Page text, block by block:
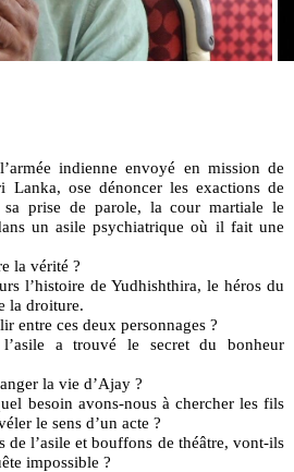
indienne envoyé en mission de
ose dénoncer les exactions de
sa prise de parole, la cour martiale le
un asile psychiatrique où il fait une
la vérité ?
l’histoire de Yudhishthira, le héros du
la droiture.
entre ces deux personnages ?
a trouvé le secret du bonheur
la vie d’Ajay ?
besoin avons-nous à chercher les fils
le sens d’un acte ?
de l’asile et bouffons de théâtre, vont-ils
impossible ?